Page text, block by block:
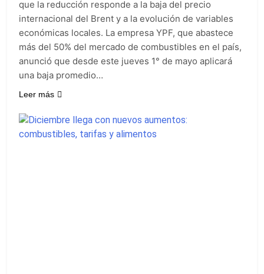
que la reducción responde a la baja del precio
internacional del Brent y a la evolución de variables
económicas locales. La empresa YPF, que abastece
más del 50% del mercado de combustibles en el país,
anunció que desde este jueves 1° de mayo aplicará
una baja promedio…
Leer más